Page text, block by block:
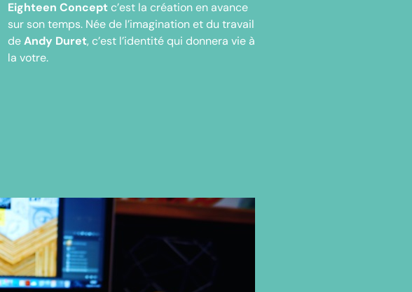
Eighteen Conceptc’est la création en avance
sur son temps. Née de l’imagination et du travail
deAndy Duret, c’est l’identité qui donnera vie à
la votre.